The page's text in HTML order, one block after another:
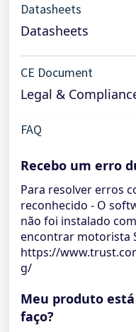
Datasheets
Datasheets
CE Document
Legal &
FAQ
Recebo um erro
Para resolver erros
reconhecido - O
não foi instalado
encontrar motorista
https://
g/
Meu produto
faço?